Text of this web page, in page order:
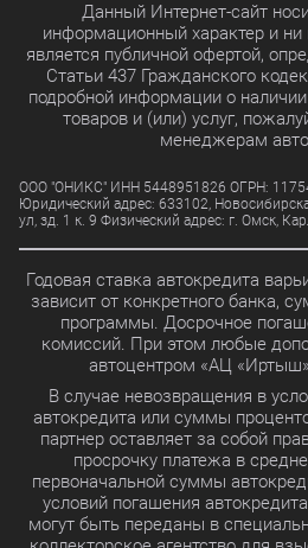
15.8%
10.99%
7.9%
21.5%
20.5%
Данный Интернет-сайт
информационный характер и ни
является публичной офертой,
Статьи 437 Гражданского
подробной информации о
товаров и (или) услуг,
менеджерам
ООО "ОНИКС" ИНН 5448951826 ОГРН:
Юридический адрес: 633102,
ул, зд. 1 к. 9 Физический адрес: г. Омск,
Годовая ставка автокредита
зависит от конкретного банка,
программы. Досрочное
комиссий. При этом любые
автоцентром «АЦ
В случае невозвращения в
автокредита или суммы
партнер оставляет за собой
просрочку платежа в
первоначальной суммы
условий погашения
могут быть переданы в